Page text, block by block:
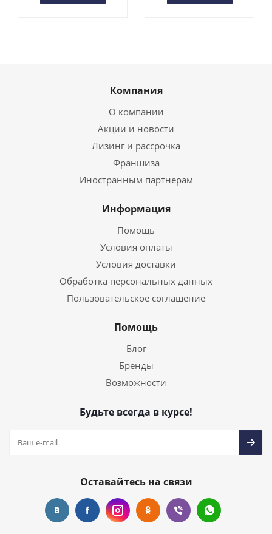
Компания
О компании
Акции и новости
Лизинг и рассрочка
Франшиза
Иностранным партнерам
Информация
Помощь
Условия оплаты
Условия доставки
Обработка персональных данных
Пользовательское соглашение
Помощь
Блог
Бренды
Возможности
Будьте всегда в курсе!
Оставайтесь на связи